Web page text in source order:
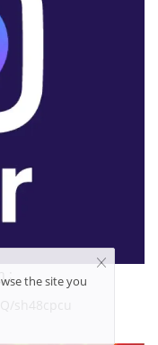
sh48cpcu
the site you